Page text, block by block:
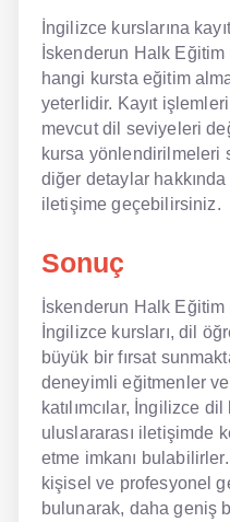
İngilizce kurslarına
İskenderun Halk
hangi kursta eğitim
yeterlidir. Kayıt işlemleri
mevcut dil seviyeleri
kursa yönlendirilmeleri
diğer detaylar
iletişime geçebilirsiniz.
Sonuç
İskenderun Halk
İngilizce kursları, dil
büyük bir fırsat
deneyimli eğitmenler
katılımcılar, İngilizce
uluslararası iletişimde
etme imkanı
kişisel ve profesyonel
bulunarak, daha geniş